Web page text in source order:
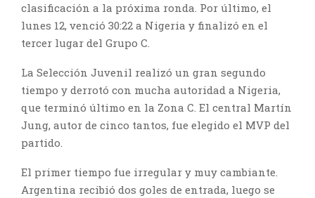
clasificación a la próxima ronda. Por último, el
lunes 12, venció 30:22 a Nigeria y finalizó en el
tercer lugar del Grupo C.
La Selección Juvenil realizó un gran segundo
tiempo y derrotó con mucha autoridad a Nigeria,
que terminó último en la Zona C. El central Martín
Jung, autor de cinco tantos, fue elegido el MVP del
partido.
El primer tiempo fue irregular y muy cambiante.
Argentina recibió dos goles de entrada, luego se